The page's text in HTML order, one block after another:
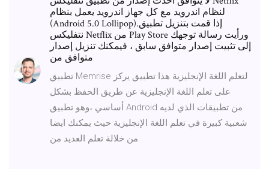
لنظام اندرويد مع كل جهاز اندرويد يعمل بنظام
(Android 5.0 Lollipop).إذا قمت بتنزيل تطبيق
نتفليكس Netflix من Play Store ورأيت رسالة توجهك
إلى تثبيت إصدار متوافق سابق ، فيمكنك تنزيل إصدار
متوافق من
تطبيق Memrise لتعلم اللغة الإنجليزية هذا تطبيق يركز
على تعلم اللغة الإنجليزية عن طريق الحفظ بشكل
أساسي ،وهو تطبيق Android من تطبيقات الذي لديه
شعبية كبيرة في تعلم اللغة الإنجليزية حيث يمكنك ايضا
من خلالة تعلم العديد من